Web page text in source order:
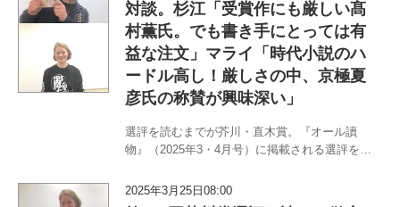
対談。杉江「受賞作にも厳しい髙
村薫氏。でも書き手にとっては有
益な注文」マライ「時代小説のハ
ードル高し！厳しさの中、京極夏
彦氏の称賛が興味深い」
選評を読むまでが芥川・直木賞。『オール讀
物』（2025年3・4月号）に掲載される選評を読
と〈書評から浪曲まで〉杉江松恋のチームM&M
があれこれ考える対談がやってまいりました。
2025年3月25日08:00